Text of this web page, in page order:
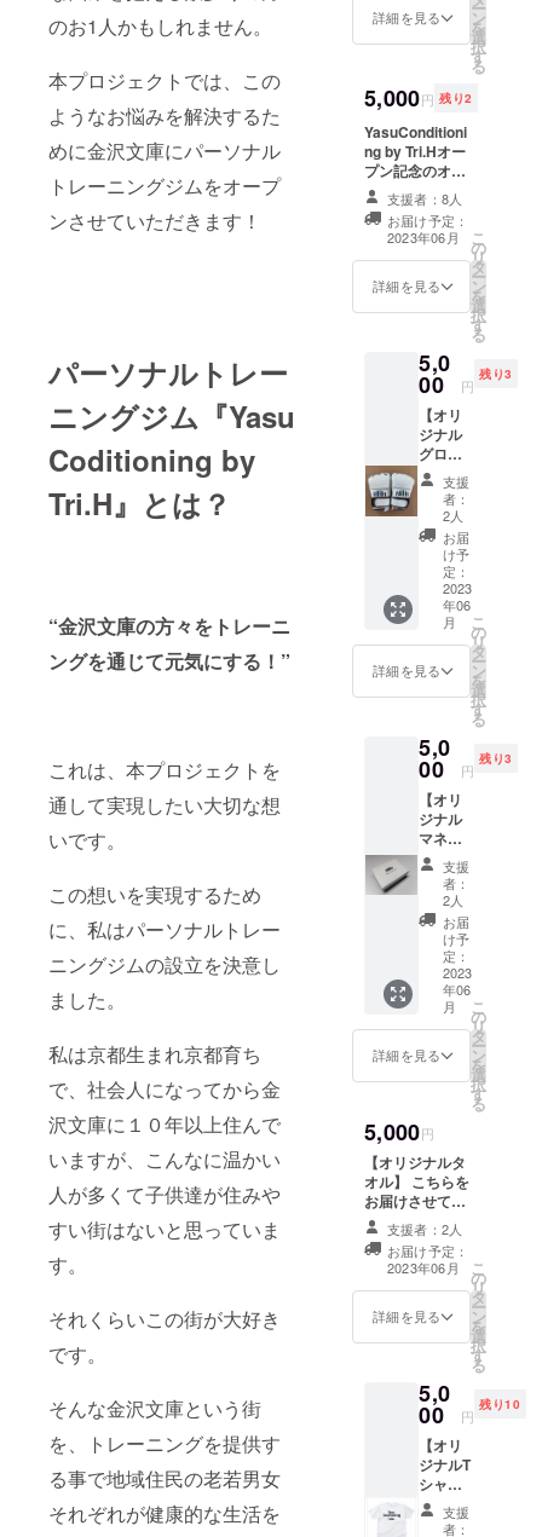
のお1人かもしれません。
本プロジェクトでは、この
ようなお悩みを解決するた
めに金沢文庫にパーソナル
トレーニングジムをオープ
ンさせていただきます！
パーソナルトレー
ニングジム『Yasu
Coditioning by
Tri.H』とは？
“金沢文庫の方々をトレーニ
ングを通じて元気にする！”
これは、本プロジェクトを
通して実現したい大切な想
いです。
この想いを実現するため
に、私はパーソナルトレー
ニングジムの設立を決意し
ました。
私は京都生まれ京都育ち
で、社会人になってから金
沢文庫に１０年以上住んで
いますが、こんなに温かい
人が多くて子供達が住みや
すい街はないと思っていま
す。
それくらいこの街が大好き
です。
そんな金沢文庫という街
を、トレーニングを提供す
る事で地域住民の老若男女
それぞれが健康的な生活を
目の子供が
います) これ
に家族や働
き方への考
え方が変
り、独立を
決意。
現在は10代
~80代の幅広
い方々一人
添い、ト
レーニング
や食事のア
ドバイスを
中心とした
【健康産
業】ビジネ
スを展開し
ていたので
すが…
やってきて
レーナーと
しての仕事
が激減して
しまいまし
続く…
詳細を見る ー
ン
を
選
択
す
る
5,000円 残り2
YasuConditioni
ng by Tri.Hオー
プン記念のオリ
ジナルTシャツを
プレゼントさせ
ていただきま
す！ また、感謝
の気持ちを込め
てメールを送ら
支援者：8人
お届け予定：
2023年06月
詳細を見る
こ
の
リ
タ
ー
ン
を
選
択
す
る
5,0
00 円
残り3
【オリ
ジナル
グロー
ブ】 限
定5個
こちら
をお届
けさせ
ていた
だきま
す。 ま
た、感
謝の気
持ちを
込めて
メール
せてい
ただき
ます。
支援
者：
2人
お届
け予
定：
2023
年06
月
詳細を見る
こ
の
リ
タ
ー
ン
を
選
択
す
る
5,0
00 円
残り3
【オリ
ジナル
マネー
クリッ
プ】 限
定5個
こちら
をお届
けさせ
ていた
だきま
す。 ま
た、感
謝の気
持ちを
込めて
を送ら
せてい
ただき
ます。
支援
者：
2人
お届
け予
定：
2023
年06
月
詳細を見る
こ
の
リ
タ
ー
ン
を
選
択
す
る
5,000円
【オリジナルタ
オル】 こちらを
お届けさせてい
ただきます。 ま
た、感謝の気持
ちを込めてメー
ルを送らせてい
ただきます。
支援者：2人
お届け予定：
2023年06月
詳細を見る
こ
の
リ
タ
ー
ン
を
選
択
す
る
5,0
00 円
残り10
【オリ
ジナルT
シャ
ツ】 人
気の支援
者：